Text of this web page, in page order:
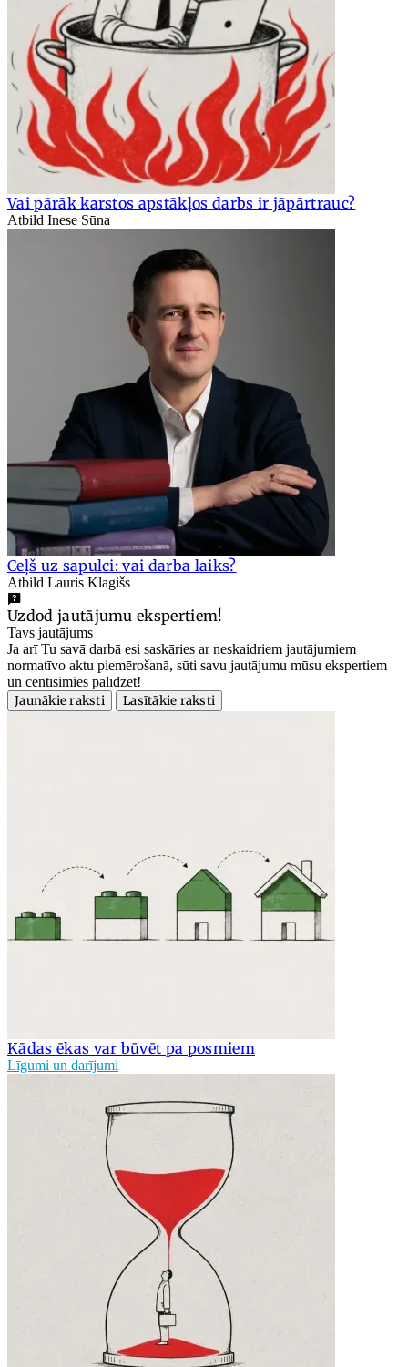
Vai pārāk karstos apstākļos darbs ir jāpārtrauc?
Atbild Inese Sūna
Ceļš uz sapulci: vai darba laiks?
Atbild Lauris Klagišs
Uzdod jautājumu ekspertiem!
Tavs jautājums
Ja arī Tu savā darbā esi saskāries ar neskaidriem jautājumiem
normatīvo aktu piemērošanā, sūti savu jautājumu mūsu ekspertiem
un centīsimies palīdzēt!
Jaunākie raksti
Lasītākie raksti
Kādas ēkas var būvēt pa posmiem
Līgumi un darījumi